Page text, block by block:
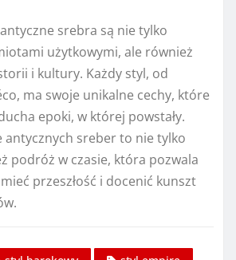
srebra są nie tylko
użytkowymi, ale również
i kultury. Każdy styl, od
ma swoje unikalne cechy, które
epoki, w której powstały.
antycznych sreber to nie tylko
podróż w czasie, która pozwala
przeszłość i docenić kunszt